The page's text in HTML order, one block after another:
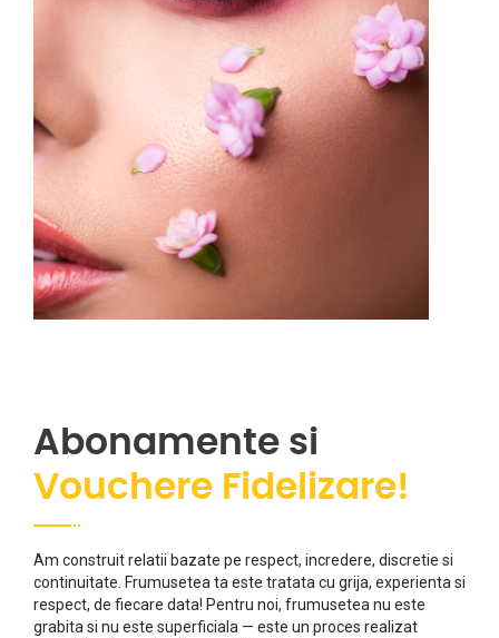
Abonamente si
Vouchere Fidelizare!
Am construit relatii bazate pe respect, incredere, discretie si
continuitate. Frumusetea ta este tratata cu grija, experienta si
respect, de fiecare data! Pentru noi, frumusetea nu este
grabita si nu este superficiala — este un proces realizat